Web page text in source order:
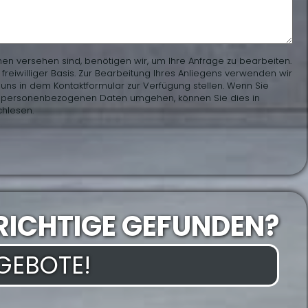
versehen sind, benötigen wir, um Ihre Anfrage zu bearbeiten.
Basis. Zur Bearbeitung Ihres Anliegens verwenden wir
in dem Kontaktformular zur Verfügung stellen. Wenn Sie
Daten umgehen, können Sie dies in
GEFUNDEN?